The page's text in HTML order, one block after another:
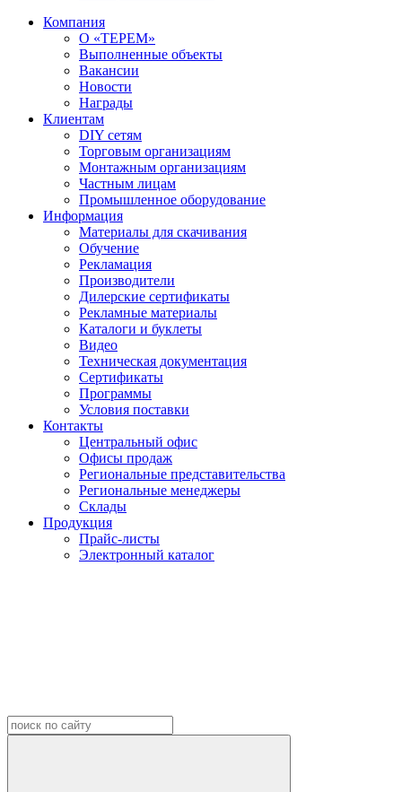
Компания
О «ТЕРЕМ»
Выполненные объекты
Вакансии
Новости
Награды
Клиентам
DIY сетям
Торговым организациям
Монтажным организациям
Частным лицам
Промышленное оборудование
Информация
Материалы для скачивания
Обучение
Рекламация
Производители
Дилерские сертификаты
Рекламные материалы
Каталоги и буклеты
Видео
Техническая документация
Сертификаты
Программы
Условия поставки
Контакты
Центральный офис
Офисы продаж
Региональные представительства
Региональные менеджеры
Склады
Продукция
Прайс-листы
Электронный каталог